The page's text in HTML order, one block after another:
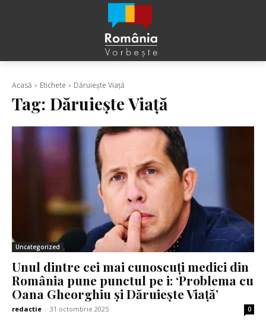
Acasă Etichete Dăruiește Viață
Tag: Dăruiește Viață
Uncategorized
Unul dintre cei mai cunoscuți medici din
România pune punctul pe i: ‘Problema cu
Oana Gheorghiu și Dăruiește Viață’
redactie - 31 octombrie 2025 0